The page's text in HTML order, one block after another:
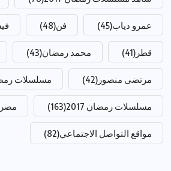
عمرو دياب(45) فن(48)
قطر (41) محمد رمضان(43)
مرتضى منصور (42) مسلسلات
مسلسلات رمضان 2017 (163) مصر
مواقع التواصل الاجتماعي(82)